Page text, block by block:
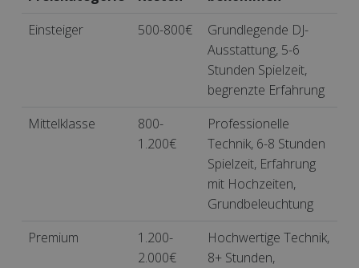
Einsteiger
500-800€
Grundlegende DJ-
Ausstattung, 5-6
Stunden Spielzeit,
begrenzte Erfahrung
Mittelklasse
800-
1.200€
Professionelle
Technik, 6-8 Stunden
Spielzeit, Erfahrung
mit Hochzeiten,
Grundbeleuchtung
Premium
1.200-
2.000€
Hochwertige Technik,
8+ Stunden,